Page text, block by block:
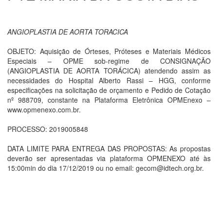
ANGIOPLASTIA DE AORTA TORACICA
OBJETO: Aquisição de Órteses, Próteses e Materiais Médicos
Especiais – OPME sob-regime de CONSIGNAÇÃO
(ANGIOPLASTIA DE AORTA TORÁCICA) atendendo assim as
necessidades do Hospital Alberto Rassi – HGG, conforme
especificações na solicitação de orçamento e Pedido de Cotação
nº 988709, constante na Plataforma Eletrônica OPMEnexo –
www.opmenexo.com.br.
PROCESSO: 2019005848
DATA LIMITE PARA ENTREGA DAS PROPOSTAS: As propostas
deverão ser apresentadas via plataforma OPMENEXO até às
15:00min do dia 17/12/2019 ou no email: gecom@idtech.org.br.